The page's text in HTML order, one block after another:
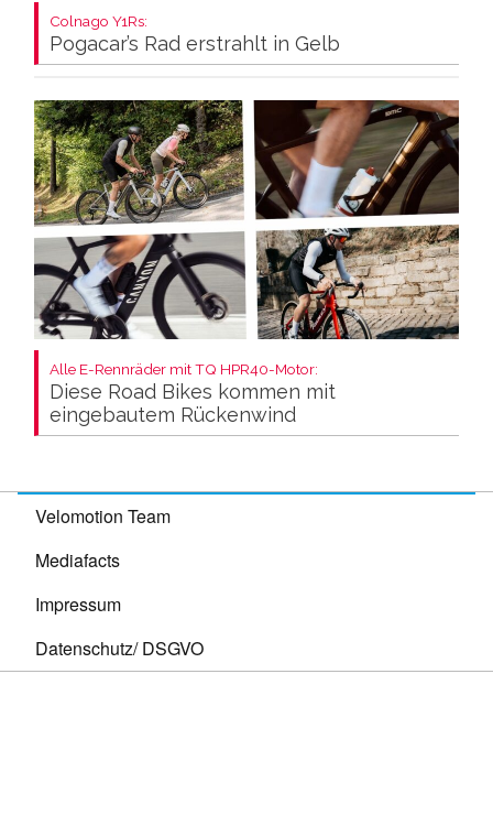
Colnago Y1Rs:
Pogacar’s Rad erstrahlt in Gelb
Alle E-Rennräder mit TQ HPR40-Motor:
Diese Road Bikes kommen mit
eingebautem Rückenwind
Velomotion Team
Mediafacts
Impressum
Datenschutz/ DSGVO